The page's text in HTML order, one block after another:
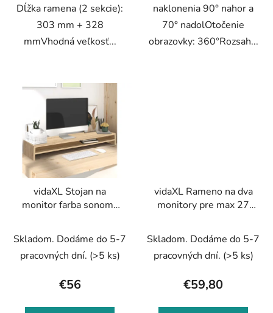
Dĺžka ramena (2 sekcie):
303 mm + 328
mmVhodná veľkosť...
naklonenia 90° nahor a
70° nadolOtočenie
obrazovky: 360°Rozsah...
vidaXL Stojan na
monitor farba sonoma
kompozitné drevo
Skladom. Dodáme do 5-7
pracovných dní. (>5 ks)
€56
vidaXL Rameno na dva
monitory pre max 27
obrazovky 20kg
Skladom. Dodáme do 5-7
pracovných dní. (>5 ks)
€59,80